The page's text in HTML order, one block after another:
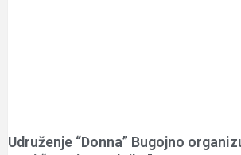
Udruženje “Donna” Bugojno